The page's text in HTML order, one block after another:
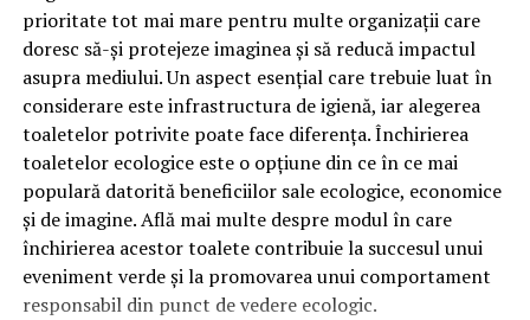
OEM.
Ce înseamnă Ravenol VMP?
DenumireaVMPidentifică o gamă de uleiuri dezvoltate
pentru motoare moderne care necesită performanțe
ridicate și compatibilitate cu numeroase specificații ale
constructorilor auto.
Acest produs este destinat în special motoarelor
moderne pe benzină și diesel, inclusiv celor echipate cu:
prioritate tot mai mare pentru multe organizații care
doresc să-și protejeze imaginea și să reducă impactul
asupra mediului. Un aspect esențial care trebuie luat în
considerare este infrastructura de igienă, iar alegerea
toaletelor potrivite poate face diferența. Închirierea
toaletelor ecologice este o opțiune din ce în ce mai
populară datorită beneficiilor sale ecologice, economice
și de imagine. Află mai multe despre modul în care
închirierea acestor toalete contribuie la succesul unui
eveniment verde și la promovarea unui comportament
responsabil din punct de vedere ecologic.